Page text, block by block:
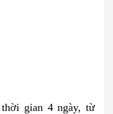
gian 4 ngày, từ